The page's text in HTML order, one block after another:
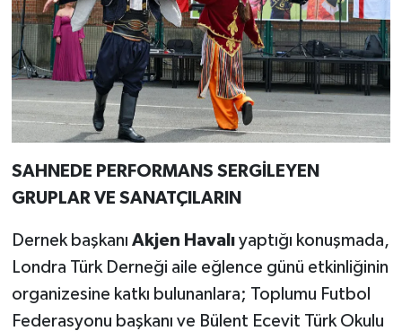
SAHNEDE PERFORMANS SERGİLEYEN
GRUPLAR VE SANATÇILARIN
Dernek başkanı Akjen Havalı yaptığı konuşmada,
Londra Türk Derneği aile eğlence günü etkinliğinin
organizesine katkı bulunanlara; Toplumu Futbol
Federasyonu başkanı ve Bülent Ecevit Türk Okulu